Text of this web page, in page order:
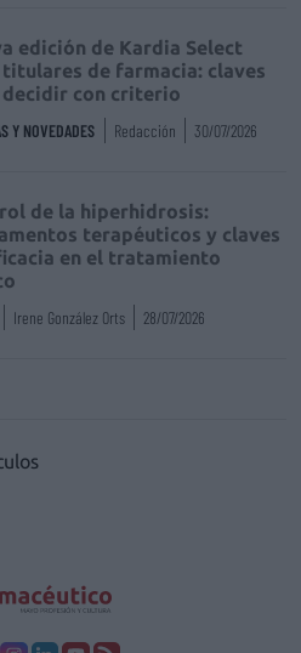
edición de Kardia Select
de farmacia: claves
decidir con criterio
Y NOVEDADES Redacción 30/07/2026
de la hiperhidrosis:
terapéuticos y claves
en el tratamiento
Irene González Orts 28/07/2026